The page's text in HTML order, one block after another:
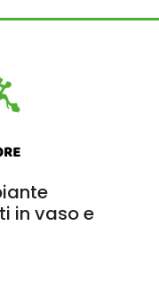
in vaso e